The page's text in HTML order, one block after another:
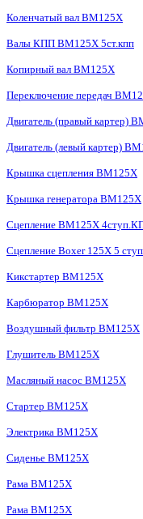
Коленчатый вал BM125X
Валы КПП BM125X 5ст.кпп
Копирный вал BM125X
Переключение передач
Двигатель (правый картер)
Двигатель (левый картер)
Крышка сцепления BM125X
Крышка генератора BM125X
Сцепление BM125X
Сцепление Boxer 125X 5
Кикстартер BM125X
Карбюратор BM125X
Воздушный фильтр BM125X
Глушитель BM125X
Масляный насос BM125X
Стартер BM125X
Электрика BM125X
Сиденье BM125X
Рама BM125X
Рама BM125X